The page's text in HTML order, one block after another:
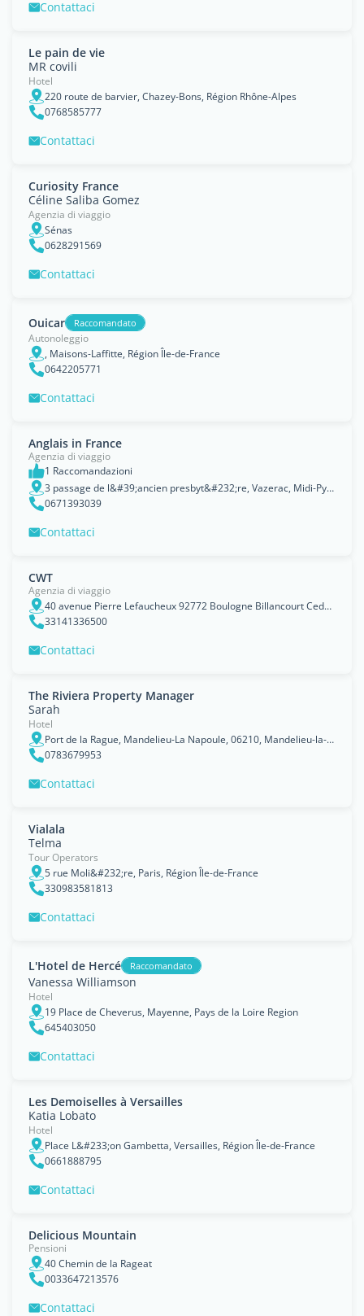
Contattaci
Le pain de vie
MR covili
Hotel
220 route de barvier, Chazey-Bons, Région Rhône-Alpes
0768585777
Contattaci
Curiosity France
Céline Saliba Gomez
Agenzia di viaggio
Sénas
0628291569
Contattaci
Ouicar Raccomandato
Autonoleggio
, Maisons-Laffitte, Région Île-de-France
0642205771
Contattaci
Anglais in France
Agenzia di viaggio
1 Raccomandazioni
3 passage de l&#39;ancien presbyt&#232;re, Vazerac, Midi-Pyrénées
0671393039
Contattaci
CWT
Agenzia di viaggio
40 avenue Pierre Lefaucheux 92772 Boulogne Billancourt Cedex, Paris, Île-de-France Region
33141336500
Contattaci
The Riviera Property Manager
Sarah
Hotel
Port de la Rague, Mandelieu-La Napoule, 06210, Mandelieu-la-Napoule, Provence-Alpes-Côte d'Azur Region
0783679953
Contattaci
Vialala
Telma
Tour Operators
5 rue Moli&#232;re, Paris, Région Île-de-France
330983581813
Contattaci
L'Hotel de Hercé Raccomandato
Vanessa Williamson
Hotel
19 Place de Cheverus, Mayenne, Pays de la Loire Region
645403050
Contattaci
Les Demoiselles à Versailles
Katia Lobato
Hotel
Place L&#233;on Gambetta, Versailles, Région Île-de-France
0661888795
Contattaci
Delicious Mountain
Pensioni
40 Chemin de la Rageat
0033647213576
Contattaci